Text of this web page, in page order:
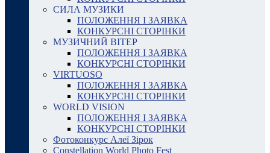
СИЛА МУЗИКИ
ПОЛОЖЕННЯ І ЗАЯВКА
КОНКУРСНІ СТОРІНКИ
МУЗИЧНИЙ ВІТЕР
ПОЛОЖЕННЯ І ЗАЯВКА
КОНКУРСНІ СТОРІНКИ
VIRTUOSO
ПОЛОЖЕННЯ І ЗАЯВКА
КОНКУРСНІ СТОРІНКИ
WORLD VISION
ПОЛОЖЕННЯ І ЗАЯВКА
КОНКУРСНІ СТОРІНКИ
Фотоконкурс Алеї Зірок
Constellation World Photo Fest